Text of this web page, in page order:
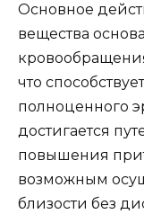
Основное
вещества
что
полноценного
достигается
повышения
возможным
близости без